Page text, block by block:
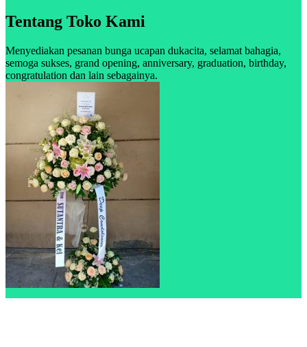
Tentang Toko Kami
Menyediakan pesanan bunga ucapan dukacita, selamat bahagia,
semoga sukses, grand opening, anniversary, graduation, birthday,
congratulation dan lain sebagainya.